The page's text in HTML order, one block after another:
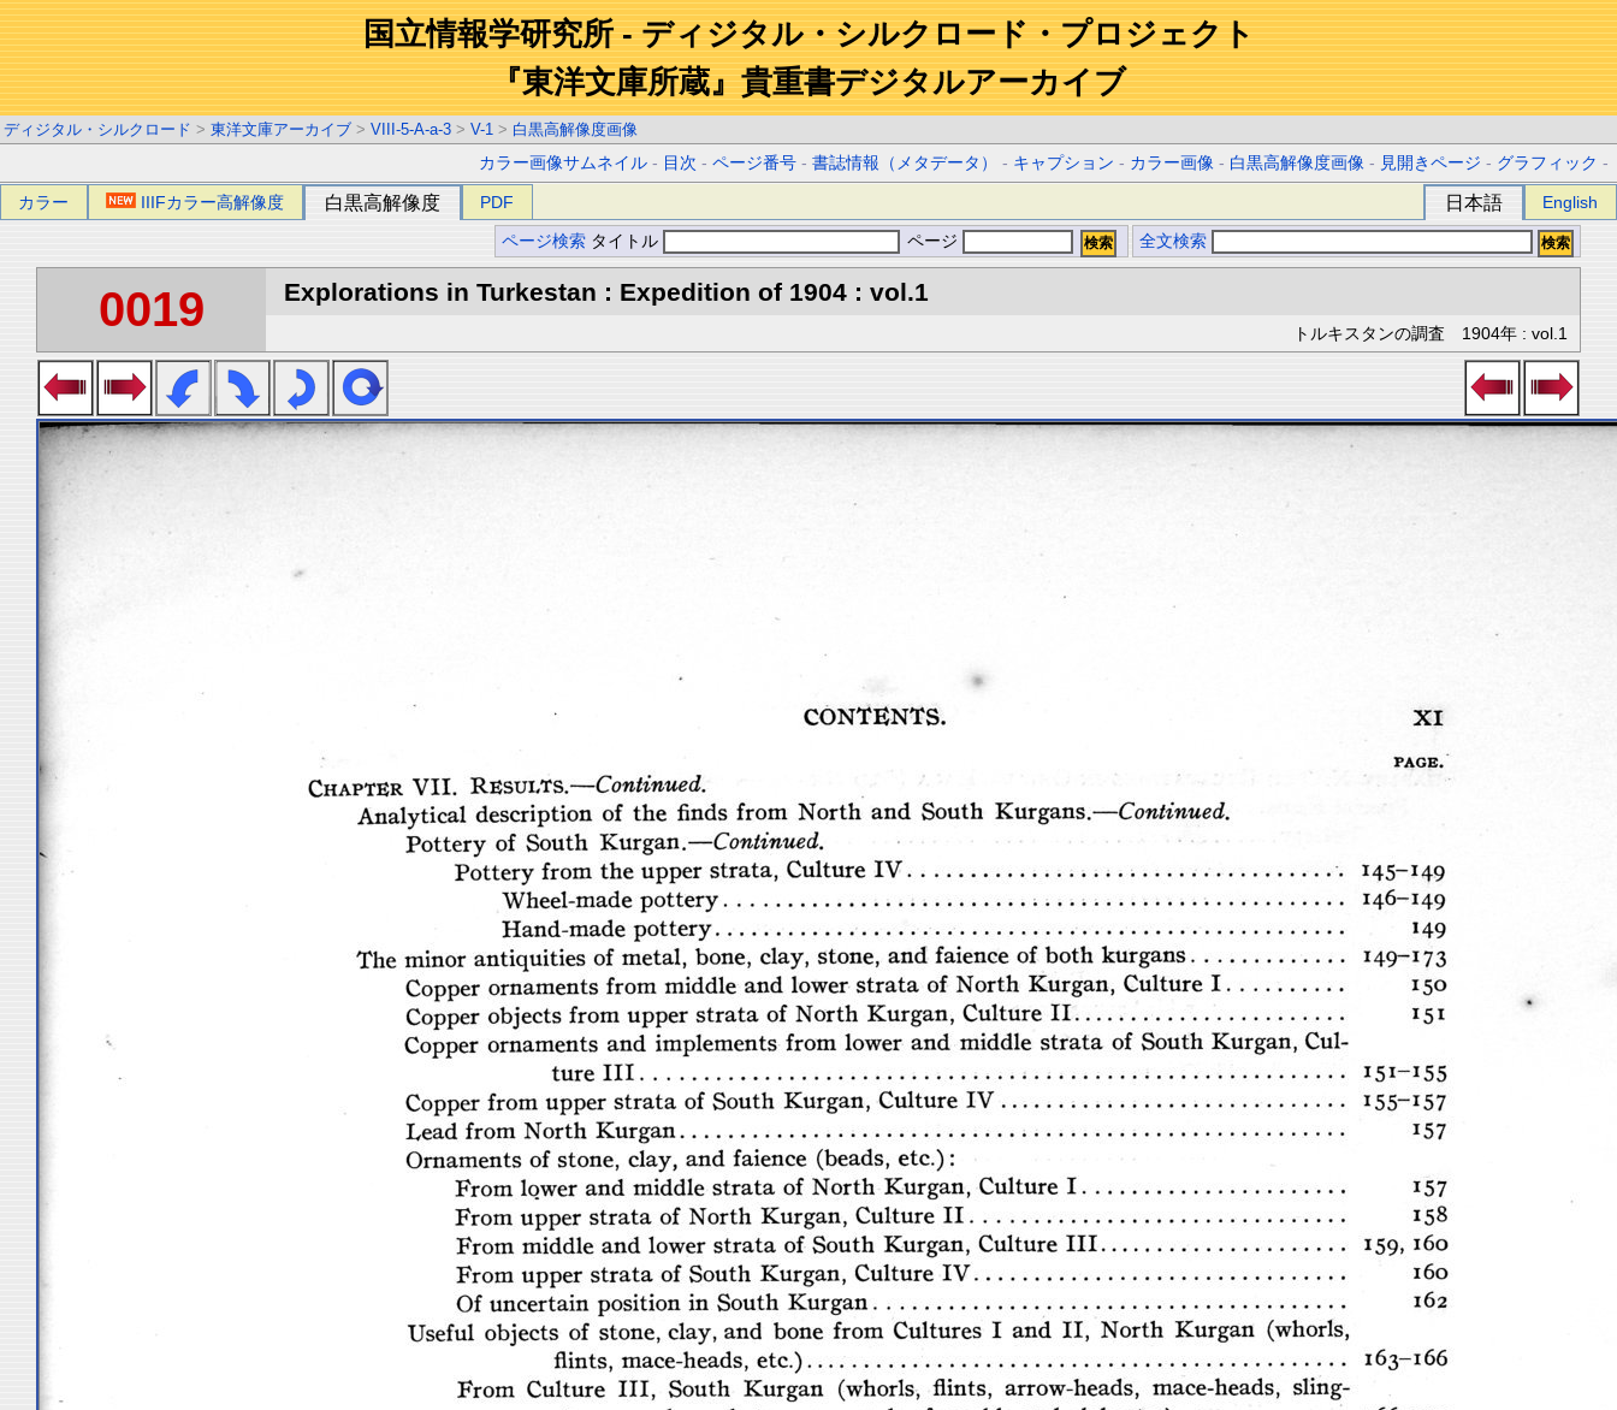
国立情報学研究所 - ディジタル・シルクロード・プロジェクト
『東洋文庫所蔵』貴重書デジタルアーカイブ
ディジタル・シルクロード > 東洋文庫アーカイブ > VIII-5-A-a-3 > V-1 > 白黒高解像度画像
カラー画像サムネイル - 目次 -ページ番号 -書誌情報（メタデータ） - キャプション - カラー画像 - 白黒高解像度画像 - 見開きページ - グラフィック -
カラー IIIFカラー高解像度 白黒高解像度 PDF 日本語 English
ページ検索 タイトル ページ 全文検索
0019 Explorations in Turkestan : Expedition of 1904 : vol.1
トルキスタンの調査 1904年 : vol.1